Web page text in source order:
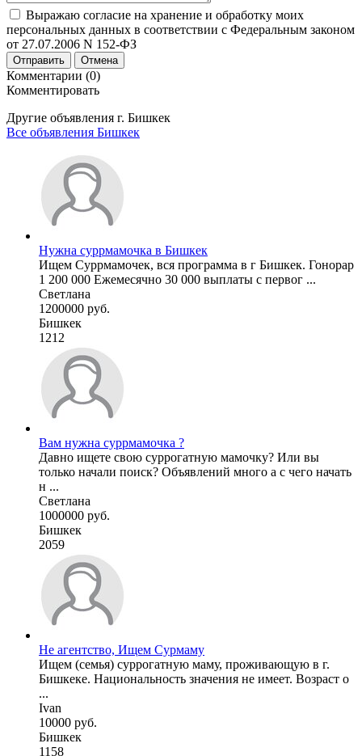
Выражаю согласие на хранение и обработку моих
персональных данных в соответствии с Федеральным законом
от 27.07.2006 N 152-ФЗ
Отправить Отмена
Комментарии (0)
Комментировать
Другие объявления г. Бишкек
Все объявления Бишкек
Нужна суррмамочка в Бишкек
Ищем Суррмамочек, вся программа в г Бишкек. Гонорар
1 200 000 Ежемесячно 30 000 выплаты с первог ...
Светлана
1200000 руб.
Бишкек
1212
Вам нужна суррмамочка ?
Давно ищете свою суррогатную мамочку? Или вы
только начали поиск? Объявлений много а с чего начать
н ...
Светлана
1000000 руб.
Бишкек
2059
Не агентство, Ищем Сурмаму
Ищем (семья) суррогатную маму, проживающую в г.
Бишкеке. Национальность значения не имеет. Возраст о
...
Ivan
10000 руб.
Бишкек
1158